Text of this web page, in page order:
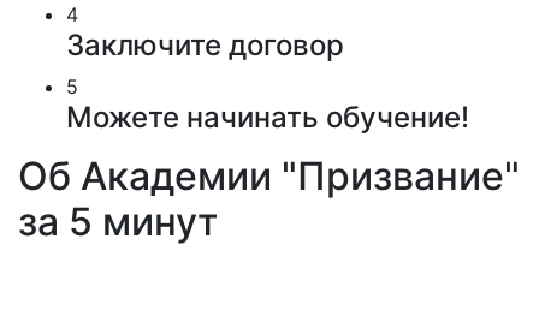
4
Заключите договор
5
Можете начинать обучение!
Об Академии "Призвание"
за 5 минут